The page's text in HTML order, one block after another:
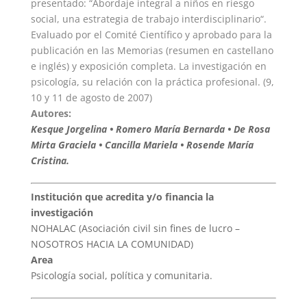
presentado: “Abordaje integral a niños en riesgo
social, una estrategia de trabajo interdisciplinario“.
Evaluado por el Comité Científico y aprobado para la
publicación en las Memorias (resumen en castellano
e inglés) y exposición completa. La investigación en
psicología, su relación con la práctica profesional. (9,
10 y 11 de agosto de 2007)
Autores:
Kesque Jorgelina • Romero María Bernarda • De Rosa
Mirta Graciela • Cancilla Mariela • Rosende María
Cristina.
Institución que acredita y/o financia la
investigación
NOHALAC (Asociación civil sin fines de lucro –
NOSOTROS HACIA LA COMUNIDAD)
Area
Psicología social, política y comunitaria.